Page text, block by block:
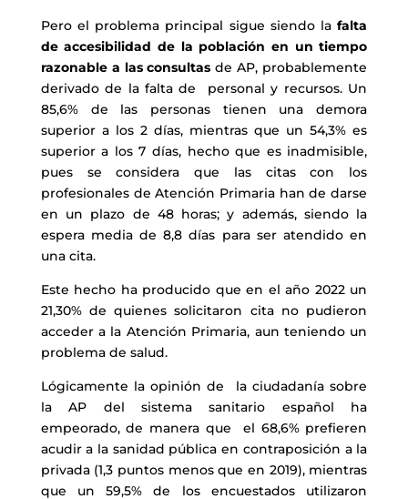
Pero el problema principal sigue siendo lafalta
de accesibilidad de la población en un tiempo
razonable a las consultas de AP, probablemente
derivado de la falta de personal y recursos. Un
85,6% de las personas tienen una demora
superior a los 2 días, mientras que un 54,3% es
superior a los 7 días, hecho que es inadmisible,
pues se considera que las citas con los
profesionales de Atención Primaria han de darse
en un plazo de 48 horas; y además, siendo la
espera media de 8,8 días para ser atendido en
una cita.
Este hecho ha producido que en el año 2022 un
21,30% de quienes solicitaron cita no pudieron
acceder a la Atención Primaria, aun teniendo un
problema de salud.
Lógicamente la opinión de la ciudadanía sobre
la AP del sistema sanitario español ha
empeorado, de manera que el 68,6% prefieren
acudir a la sanidad pública en contraposición a la
privada (1,3 puntos menos que en 2019), mientras
que un 59,5% de los encuestados utilizaron